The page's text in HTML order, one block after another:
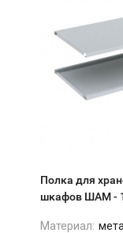
Полка для
шкафов ШАМ -
Материал: